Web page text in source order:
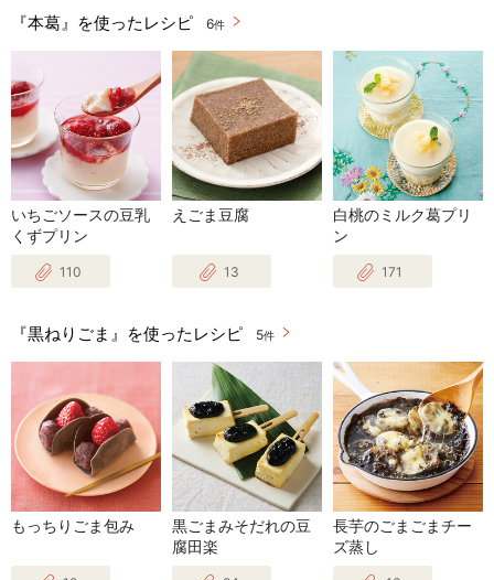
『本葛』を使ったレシピ 6件
いちごソースの豆乳
くずプリン
110
えごま豆腐
13
白桃のミルク葛プリ
ン
171
『黒ねりごま』を使ったレシピ 5件
もっちりごま包み
黒ごまみそだれの豆
腐田楽
長芋のごまごまチー
ズ蒸し